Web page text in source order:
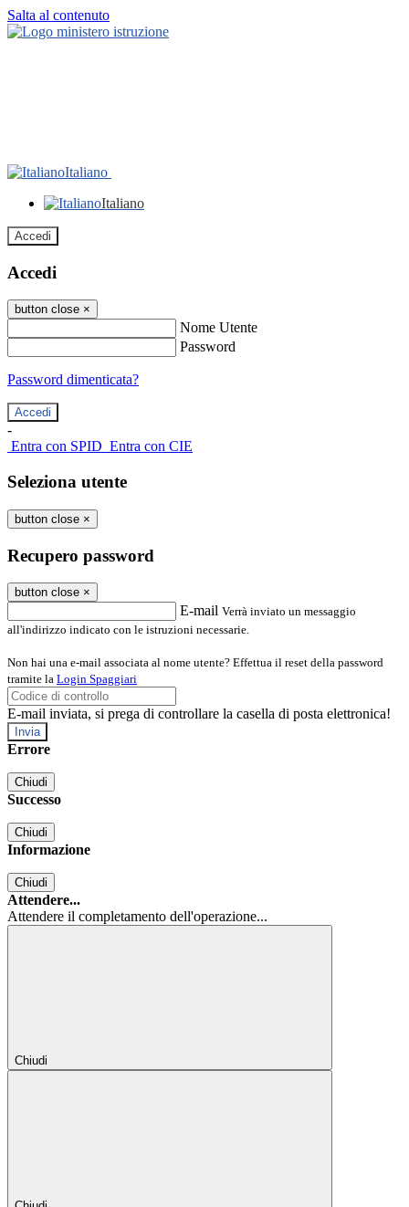
Salta al contenuto
Italiano
Italiano
Accedi
Accedi
button close ×
Nome Utente
Password
Password dimenticata?
-
Entra con SPID Entra con CIE
Seleziona utente
button close ×
Recupero password
button close ×
E-mail Verrà inviato un messaggio
all'indirizzo indicato con le istruzioni necessarie.
Non hai una e-mail associata al nome utente? Effettua il reset della password
tramite la Login Spaggiari
E-mail inviata, si prega di controllare la casella di posta elettronica!
Errore
Chiudi
Successo
Chiudi
Informazione
Chiudi
Attendere...
Attendere il completamento dell'operazione...
Chiudi